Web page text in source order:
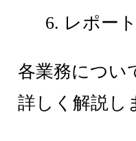
6. レポート
各業務につい
詳しく解説し